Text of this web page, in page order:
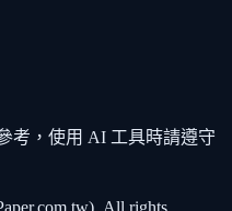
考，使用 AI 工具時請遵守
All rights